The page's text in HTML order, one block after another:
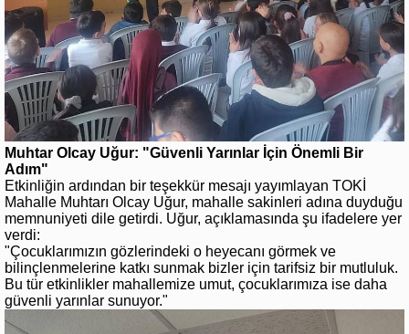
Muhtar Olcay Uğur: "Güvenli Yarınlar İçin Önemli Bir
Adım"
Etkinliğin ardından bir teşekkür mesajı yayımlayan TOKİ
Mahalle Muhtarı Olcay Uğur, mahalle sakinleri adına duyduğu
memnuniyeti dile getirdi. Uğur, açıklamasında şu ifadelere yer
verdi:
"Çocuklarımızın gözlerindeki o heyecanı görmek ve
bilinçlenmelerine katkı sunmak bizler için tarifsiz bir mutluluk.
Bu tür etkinlikler mahallemize umut, çocuklarımıza ise daha
güvenli yarınlar sunuyor."